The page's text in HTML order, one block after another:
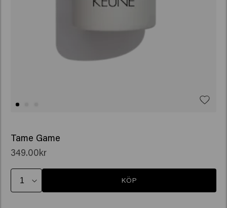
Tame Game
349.00kr
KÖP